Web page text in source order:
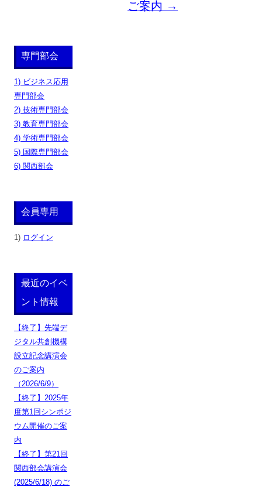
ン
ご案内 →
専門部会
1) ビジネス応用
専門部会
2) 技術専門部会
3) 教育専門部会
4) 学術専門部会
5) 国際専門部会
6) 関西部会
会員専用
1) ログイン
最近のイベ
ント情報
【終了】先端デ
ジタル共創機構
設立記念講演会
のご案内
（2026/6/9）
【終了】2025年
度第1回シンポジ
ウム開催のご案
内
【終了】第21回
関西部会講演会
(2025/6/18) のご